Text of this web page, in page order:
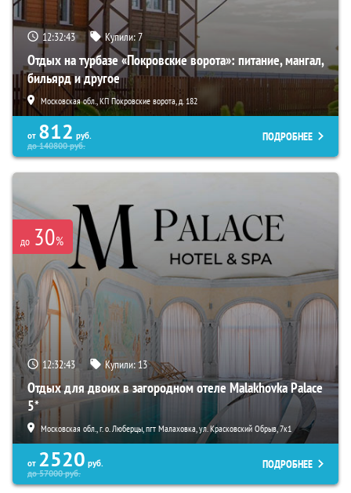
12:32:41 Купили:7
Отдых на турбазе «Покровские ворота»: питание, мангал,
бильярд и другое
Московская обл., КП Покровские ворота, д. 182
от 812 руб.
до140800руб.
ПОДРОБНЕЕ
до 30%
12:32:41 Купили:13
Отдых для двоих в загородном отеле Malakhovka Palace
5*
Московская обл., г. о. Люберцы, пгт Малаховка, ул. Красковский Обрыв, 7к1
от 2520 руб.
до57000руб.
ПОДРОБНЕЕ